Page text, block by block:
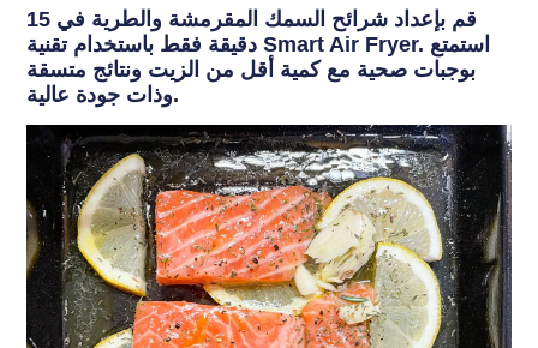
قم بإعداد شرائح السمك المقرمشة والطرية في 15
دقيقة فقط باستخدام تقنية Smart Air Fryer. استمتع
بوجبات صحية مع كمية أقل من الزيت ونتائج متسقة
وذات جودة عالية.